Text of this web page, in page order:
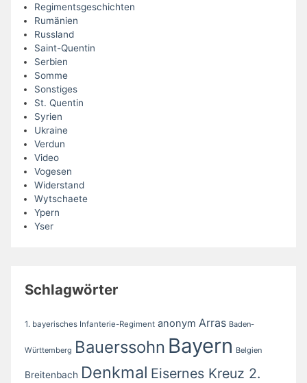
Regimentsgeschichten
Rumänien
Russland
Saint-Quentin
Serbien
Somme
Sonstiges
St. Quentin
Syrien
Ukraine
Verdun
Video
Vogesen
Widerstand
Wytschaete
Ypern
Yser
Schlagwörter
1. bayerisches Infanterie-Regiment anonym Arras Baden-
Württemberg Bauerssohn Bayern Belgien
Breitenbach Denkmal Eisernes Kreuz 2.